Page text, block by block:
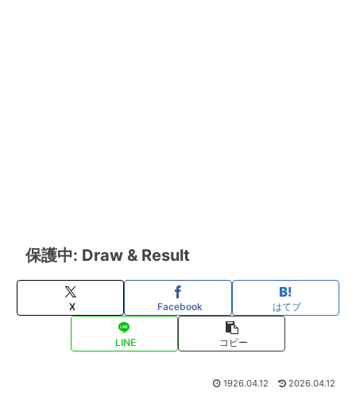
保護中: Draw & Result
X Facebook はてブ
LINE コピー
1926.04.12 2026.04.12